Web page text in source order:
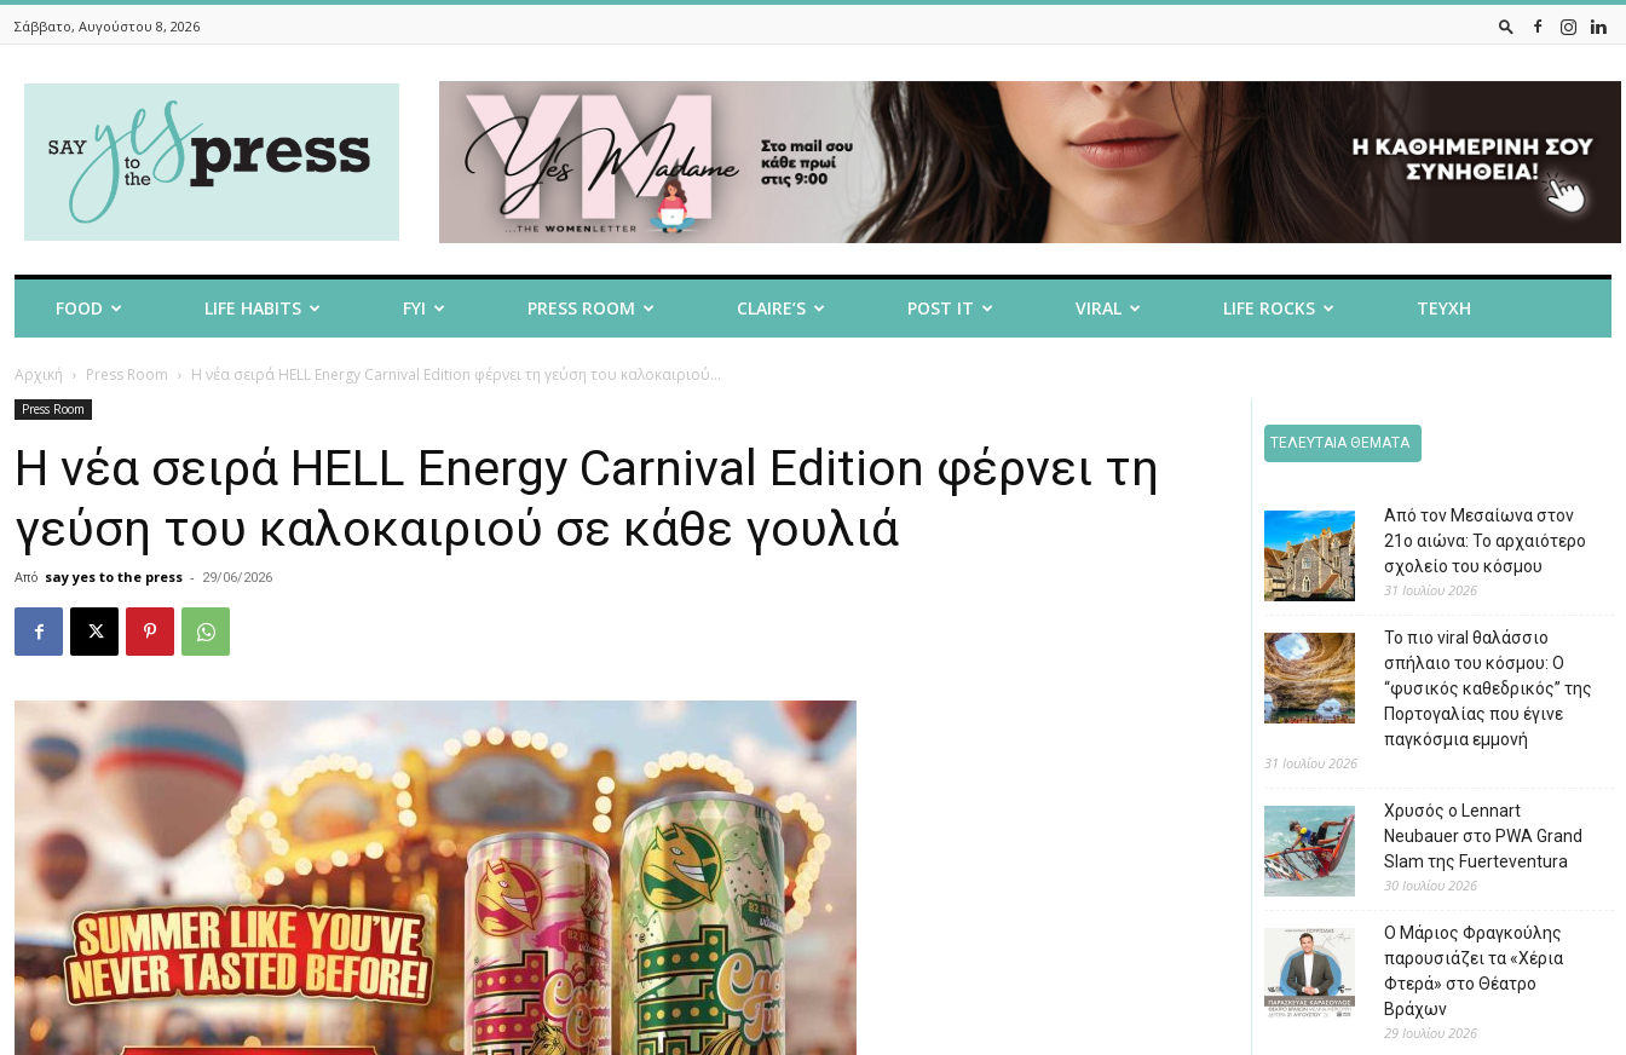
Σάββατο, Αυγούστου 8, 2026
To
The
FOOD LIFE HABITS FYI PRESS ROOM CLAIRE’S POST IT VIRAL LIFE ROCKS ΤΕΥΧΗ
Αρχική Press Room Η νέα σειρά HELL Energy Carnival Edition φέρνει τη γεύση του καλοκαιριού...
Press Room
Η νέα σειρά HELL Energy Carnival Edition φέρνει τη
γεύση του καλοκαιριού σε κάθε γουλιά
Από say yes to the press - 29/06/2026
ΤΕΛΕΥΤΑΙΑ ΘΕΜΑΤΑ
Από τον Μεσαίωνα στον
21ο αιώνα: Το αρχαιότερο
σχολείο του κόσμου
31 Ιουλίου 2026
Το πιο viral θαλάσσιο
σπήλαιο του κόσμου: Ο
“φυσικός καθεδρικός” της
Πορτογαλίας που έγινε
παγκόσμια εμμονή
31 Ιουλίου 2026
Χρυσός ο Lennart
Neubauer στο PWA Grand
Slam της Fuerteventura
30 Ιουλίου 2026
Ο Μάριος Φραγκούλης
παρουσιάζει τα «Χέρια
Φτερά» στο Θέατρο
Βράχων
29 Ιουλίου 2026